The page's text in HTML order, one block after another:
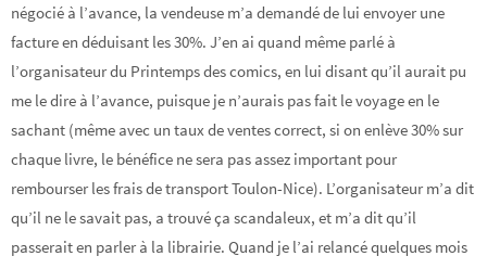
négocié à l’avance, la vendeuse m’a demandé de lui envoyer une
facture en déduisant les 30%. J’en ai quand même parlé à
l’organisateur du Printemps des comics, en lui disant qu’il aurait pu
me le dire à l’avance, puisque je n’aurais pas fait le voyage en le
sachant (même avec un taux de ventes correct, si on enlève 30% sur
chaque livre, le bénéfice ne sera pas assez important pour
rembourser les frais de transport Toulon-Nice). L’organisateur m’a dit
qu’il ne le savait pas, a trouvé ça scandaleux, et m’a dit qu’il
passerait en parler à la librairie. Quand je l’ai relancé quelques mois